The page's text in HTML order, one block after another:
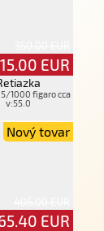
EUR
1000 figaro cca
v:55.0
EUR
Nový tovar